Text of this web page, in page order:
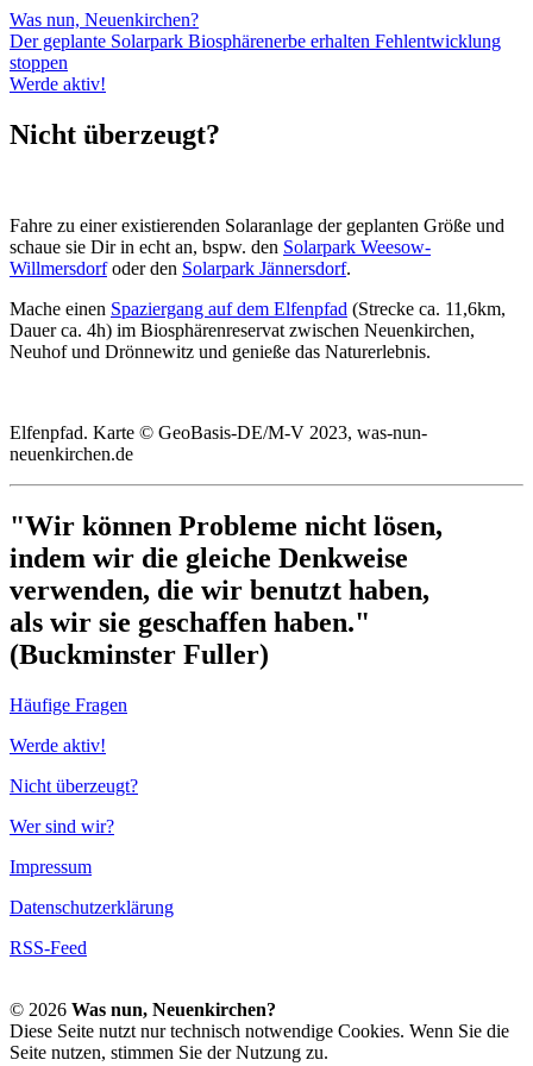
Was nun, Neuenkirchen?
Der geplante Solarpark Biosphärenerbe erhalten Fehlentwicklung
stoppen
Werde aktiv!
Nicht überzeugt?
Fahre zu einer existierenden Solaranlage der geplanten Größe und
schaue sie Dir in echt an, bspw. den Solarpark Weesow-
Willmersdorfoder den Solarpark Jännersdorf.
Mache einen Spaziergang auf dem Elfenpfad (Strecke ca. 11,6km,
Dauer ca. 4h) im Biosphärenreservat zwischen Neuenkirchen,
Neuhof und Drönnewitz und genieße das Naturerlebnis.
Elfenpfad. Karte © GeoBasis-DE/M-V 2023, was-nun-
neuenkirchen.de
"Wir können Probleme nicht lösen,
indem wir die gleiche Denkweise
verwenden, die wir benutzt haben,
als wir sie geschaffen haben."
(Buckminster Fuller)
Häufige Fragen
Werde aktiv!
Nicht überzeugt?
Wer sind wir?
Impressum
Datenschutzerklärung
RSS-Feed
© 2026 Was nun, Neuenkirchen?
Diese Seite nutzt nur technisch notwendige Cookies. Wenn Sie die
Seite nutzen, stimmen Sie der Nutzung zu.